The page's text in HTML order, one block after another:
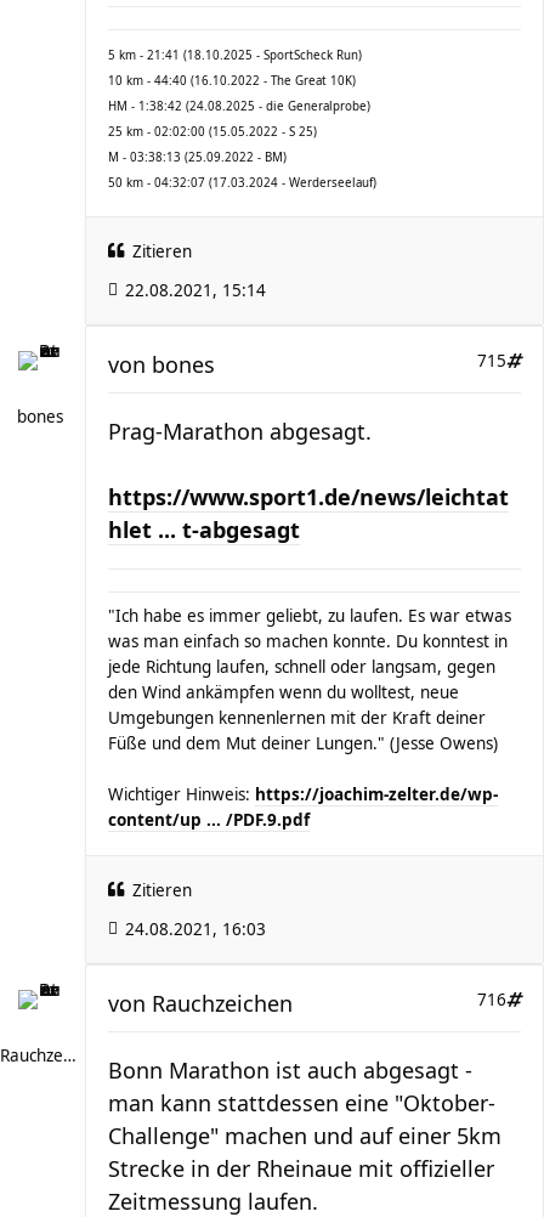
5 km - 21:41 (18.10.2025 - SportScheck Run)
10 km - 44:40 (16.10.2022 - The Great 10K)
HM - 1:38:42 (24.08.2025 - die Generalprobe)
25 km - 02:02:00 (15.05.2022 - S 25)
M - 03:38:13 (25.09.2022 - BM)
50 km - 04:32:07 (17.03.2024 - Werderseelauf)
Zitieren
22.08.2021, 15:14
bones
715
von bones
Prag-Marathon abgesagt.
https://www.sport1.de/news/leichtat
hlet ... t-abgesagt
"Ich habe es immer geliebt, zu laufen. Es war etwas
was man einfach so machen konnte. Du konntest in
jede Richtung laufen, schnell oder langsam, gegen
den Wind ankämpfen wenn du wolltest, neue
Umgebungen kennenlernen mit der Kraft deiner
Füße und dem Mut deiner Lungen." (Jesse Owens)
Wichtiger Hinweis: https://joachim-zelter.de/wp-
content/up ... /PDF.9.pdf
Zitieren
24.08.2021, 16:03
Rauchzeichen
716
von Rauchzeichen
Bonn Marathon ist auch abgesagt -
man kann stattdessen eine "Oktober-
Challenge" machen und auf einer 5km
Strecke in der Rheinaue mit offizieller
Zeitmessung laufen.